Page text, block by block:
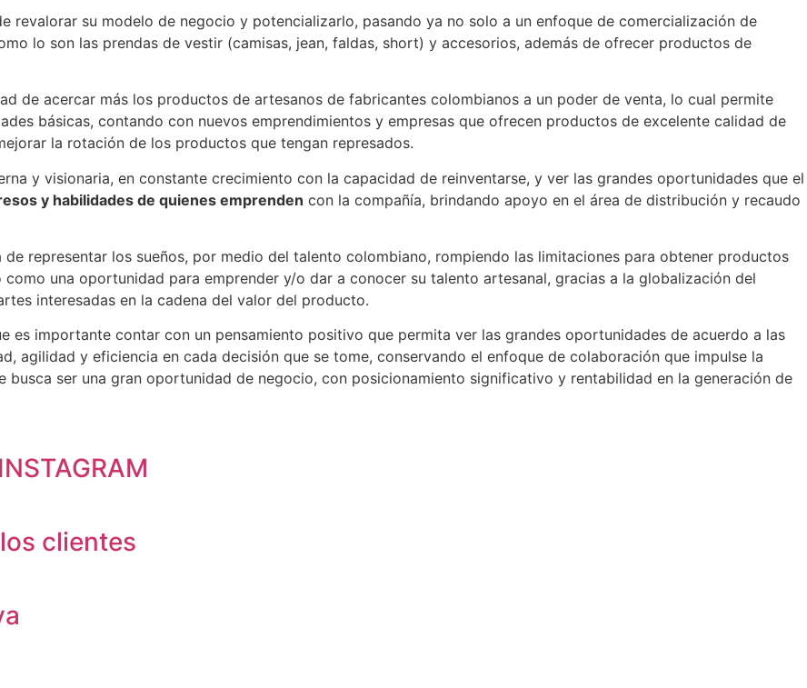
revalorar su modelo de negocio y potencializarlo, pasando ya no solo a un enfoque de comercialización de
lo son las prendas de vestir (camisas, jean, faldas, short) y accesorios, además de ofrecer productos de
de acercar más los productos de artesanos de fabricantes colombianos a un poder de venta, lo cual permite
básicas, contando con nuevos emprendimientos y empresas que ofrecen productos de excelente calidad de
la rotación de los productos que tengan represados.
y visionaria, en constante crecimiento con la capacidad de reinventarse, y ver las grandes oportunidades que el
y habilidades de quienes emprenden con la compañía, brindando apoyo en el área de distribución y recaudo
representar los sueños, por medio del talento colombiano, rompiendo las limitaciones para obtener productos
una oportunidad para emprender y/o dar a conocer su talento artesanal, gracias a la globalización del
interesadas en la cadena del valor del producto.
es importante contar con un pensamiento positivo que permita ver las grandes oportunidades de acuerdo a las
agilidad y eficiencia en cada decisión que se tome, conservando el enfoque de colaboración que impulse la
busca ser una gran oportunidad de negocio, con posicionamiento significativo y rentabilidad en la generación de
clientes